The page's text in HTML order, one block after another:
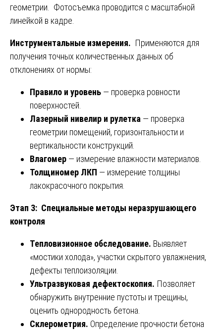
геометрии. Фотосъемка проводится с масштабной
линейкой в кадре.
Инструментальные измерения. Применяются для
получения точных количественных данных об
отклонениях от нормы:
Правило и уровень — проверка ровности
поверхностей.
Лазерный нивелир и рулетка — проверка
геометрии помещений, горизонтальности и
вертикальности конструкций.
Влагомер — измерение влажности материалов.
Толщиномер ЛКП — измерение толщины
лакокрасочного покрытия.
Этап 3: Специальные методы неразрушающего
контроля
Тепловизионное обследование. Выявляет
«мостики холода», участки скрытого увлажнения,
дефекты теплоизоляции.
Ультразвуковая дефектоскопия. Позволяет
обнаружить внутренние пустоты и трещины,
оценить однородность бетона.
Склерометрия. Определение прочности бетона